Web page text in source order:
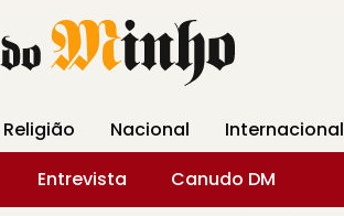
Religião Nacional
Internacional
Entrevista
Canudo DM